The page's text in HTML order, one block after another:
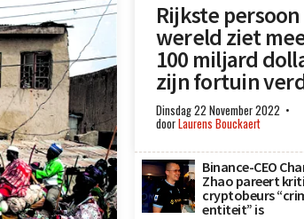
Rijkste
wereld ziet
100 miljard
zijn fortuin
Dinsdag 22 November 2022
doorLaurens Bouckaert
Binance-CEO
Zhao pareert
cryptobeurs
entiteit” is